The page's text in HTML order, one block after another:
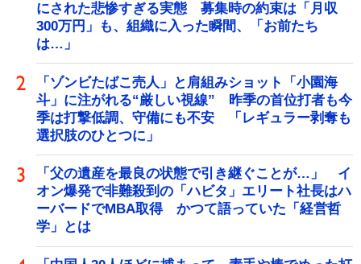
にされた悲惨すぎる実態 募集時の約束は「月収
300万円」も、組織に入った瞬間、「お前たち
は…」
「ゾンビたばこ売人」と肩組みショット「小園海
斗」に注がれる“厳しい視線” 昨季の首位打者も今
季は打撃低調、守備にも不安 「レギュラー剥奪も
選択肢のひとつに」
「父の遺産を最良の状態で引き継ぐことが…」 イ
オン爆発で非難殺到の「ハビタ」エリート社長はハ
ーバードでMBA取得 かつて語っていた「経営哲
学」とは